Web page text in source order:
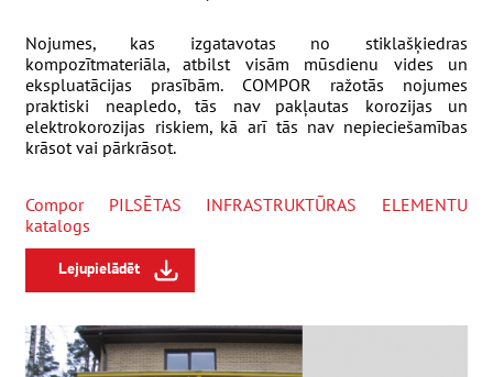
Nojumes, kas izgatavotas no stiklašķiedras
kompozītmateriāla, atbilst visām mūsdienu vides un
ekspluatācijas prasībām. COMPOR ražotās nojumes
praktiski neapledo, tās nav pakļautas korozijas un
elektrokorozijas riskiem, kā arī tās nav nepieciešamības
krāsot vai pārkrāsot.
Compor PILSĒTAS INFRASTRUKTŪRAS ELEMENTU
katalogs
Lejupielādēt